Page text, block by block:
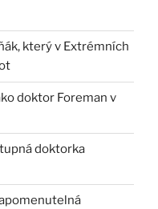
který v Extrémních
doktor Foreman v
doktorka